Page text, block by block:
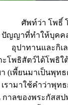
ศัพท์ว่า โพธิ์ โพธิ
ปัญญาที่ทำให้บุคคล
อุปาทานและกิเ
โพธิสัตว์ได้โพธิใ
(เพี้ยนมาเป็นพุท
รามาใช้คำว่าพุท
กาลของพระกัสส